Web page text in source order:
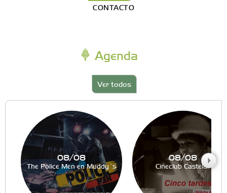
CONTACTO
Agenda
Ver todos
08/08
The Police Men en Muddy´s
08/08
Cineclub Castelar